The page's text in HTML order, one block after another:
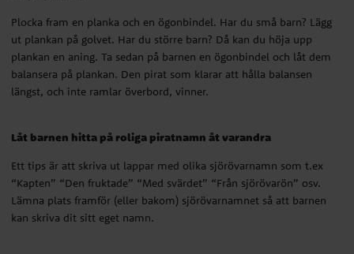
Ett tips är att skriva ut lappar med olika sjörövarnamn som t.ex
“Kapten” “Den fruktade” “Med svärdet” “Från sjörövarön” osv.
Lämna plats framför (eller bakom) sjörövarnamnet så att barnen
kan skriva dit sitt eget namn.
riktigt bra idé! Eller varför inte låta barnen få en liten tatuering med
Överraska barnen med lite annorlunda
Plocka fram en planka och en ögonbindel. Har du små barn? Lägg
ut plankan på golvet. Har du större barn? Då kan du höja upp
plankan en aning. Ta sedan på barnen en ögonbindel och låt dem
balansera på plankan. Den pirat som klarar att hålla balansen
längst, och inte ramlar överbord, vinner.
Låt barnen hitta på roliga piratnamn åt varandra
Ett tips är att skriva ut lappar med olika sjörövarnamn som t.ex
“Kapten” “Den fruktade” “Med svärdet” “Från sjörövarön” osv.
Lämna plats framför (eller bakom) sjörövarnamnet så att barnen
kan skriva dit sitt eget namn.